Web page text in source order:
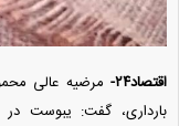
اقتصاد۲۴-
مرضیه عالی
بارداری، گفت: یبوست در